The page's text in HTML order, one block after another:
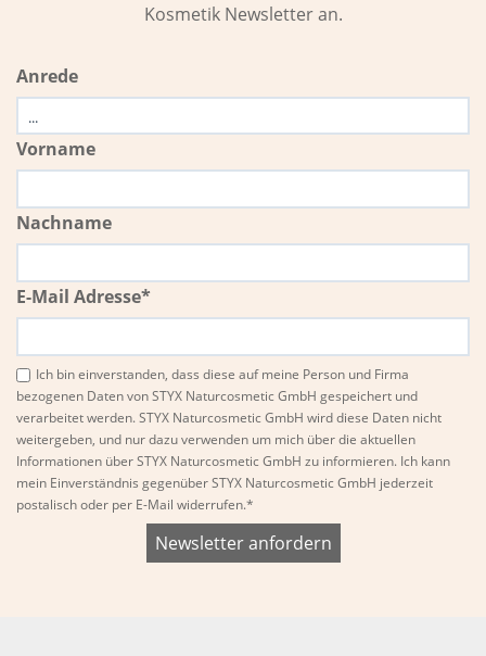
Kosmetik Newsletter an.
Anrede
Vorname
Nachname
E-Mail Adresse*
Ich bin einverstanden, dass diese auf meine Person und Firma
bezogenen Daten von STYX Naturcosmetic GmbH gespeichert und
verarbeitet werden. STYX Naturcosmetic GmbH wird diese Daten nicht
weitergeben, und nur dazu verwenden um mich über die aktuellen
Informationen über STYX Naturcosmetic GmbH zu informieren. Ich kann
mein Einverständnis gegenüber STYX Naturcosmetic GmbH jederzeit
postalisch oder per E-Mail widerrufen.*